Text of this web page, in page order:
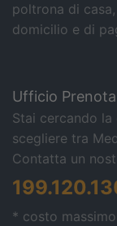
poltrona di
domicilio e di
Ufficio
Stai cercando
scegliere tra
Contatta un
* costo